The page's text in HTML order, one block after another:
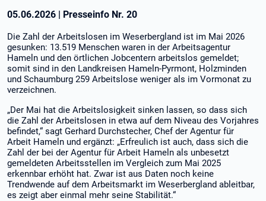
05.06.2026 | Presseinfo Nr. 20
Die Zahl der Arbeitslosen im Weserbergland ist im Mai 2026
gesunken: 13.519 Menschen waren in der Arbeitsagentur
Hameln und den örtlichen Jobcentern arbeitslos gemeldet;
somit sind in den Landkreisen Hameln-Pyrmont, Holzminden
und Schaumburg 259 Arbeitslose weniger als im Vormonat zu
verzeichnen.
„Der Mai hat die Arbeitslosigkeit sinken lassen, so dass sich
die Zahl der Arbeitslosen in etwa auf dem Niveau des Vorjahres
befindet,“ sagt Gerhard Durchstecher, Chef der Agentur für
Arbeit Hameln und ergänzt: „Erfreulich ist auch, dass sich die
Zahl der bei der Agentur für Arbeit Hameln als unbesetzt
gemeldeten Arbeitsstellen im Vergleich zum Mai 2025
erkennbar erhöht hat. Zwar ist aus Daten noch keine
Trendwende auf dem Arbeitsmarkt im Weserbergland ableitbar,
es zeigt aber einmal mehr seine Stabilität.“